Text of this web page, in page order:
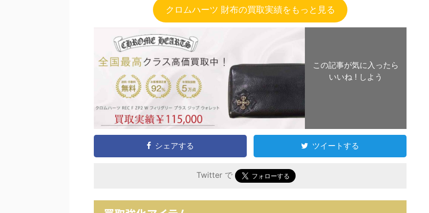
クロムハーツ 財布の買取実績をもっと見る
この記事が気に入ったら
いいね ! しよう
シェアする ツイートする
Twitter で